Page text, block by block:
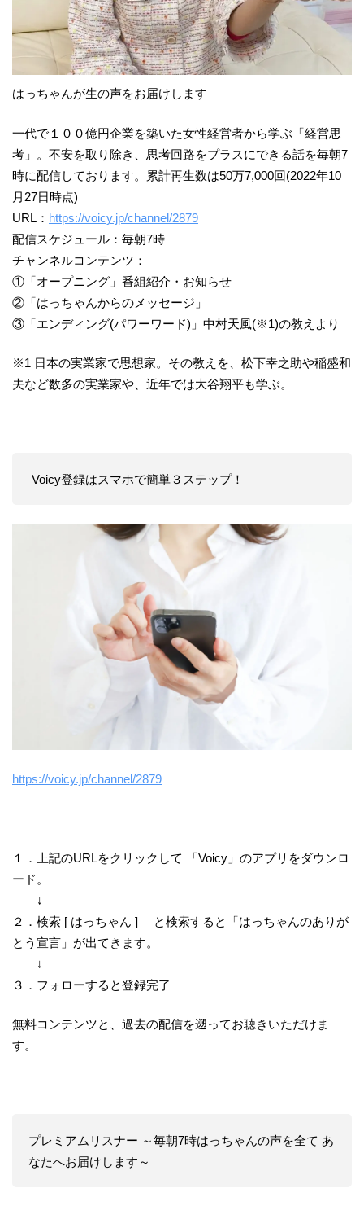
はっちゃんが生の声をお届けします
一代で１００億円企業を築いた女性経営者から学ぶ「経営思
考」。不安を取り除き、思考回路をプラスにできる話を毎朝7
時に配信しております。累計再生数は50万7,000回(2022年10
月27日時点)
URL： https://voicy.jp/channel/2879
配信スケジュール：毎朝7時
チャンネルコンテンツ：
①「オープニング」番組紹介・お知らせ
②「はっちゃんからのメッセージ」
③「エンディング(パワーワード)」中村天風(※1)の教えより
※1 日本の実業家で思想家。その教えを、松下幸之助や稲盛和
夫など数多の実業家や、近年では大谷翔平も学ぶ。
Voicy登録はスマホで簡単３ステップ！
https://voicy.jp/channel/2879
１．上記のURLをクリックして 「Voicy」のアプリをダウンロ
ード。
↓
２．検索 [ はっちゃん ] と検索すると「はっちゃんのありが
とう宣言」が出てきます。
↓
３．フォローすると登録完了
無料コンテンツと、過去の配信を遡ってお聴きいただけま
す。
プレミアムリスナー ～毎朝7時はっちゃんの声を全て あ
なたへお届けします～